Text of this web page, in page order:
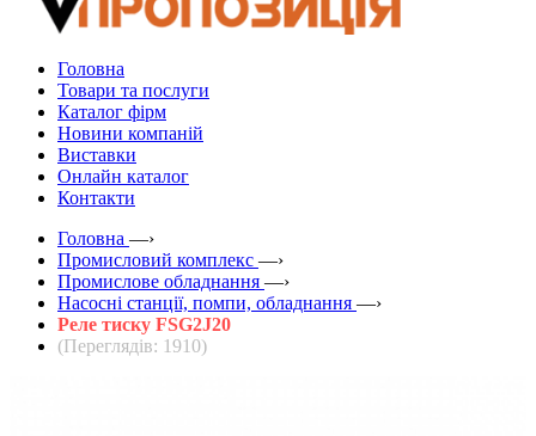
Головна
Товари та послуги
Каталог фірм
Новини компаній
Виставки
Онлайн каталог
Контакти
Головна —›
Промисловий комплекс —›
Промислове обладнання —›
Насосні станції, помпи, обладнання —›
Реле тиску FSG2J20
(Переглядів: 1910)